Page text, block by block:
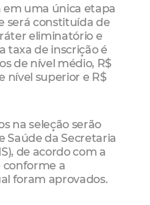
em uma única etapa
será constituída de
eliminatório e
taxa de inscrição é
de nível médio, R$
nível superior e R$
na seleção serão
Saúde da Secretaria
de acordo com a
conforme a
foram aprovados.